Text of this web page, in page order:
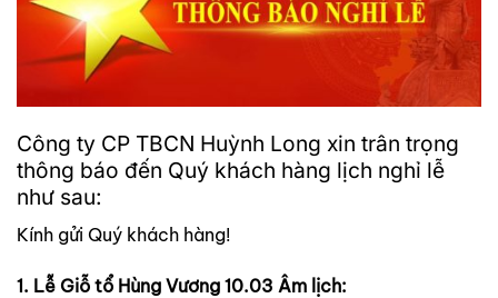
Công ty CP TBCN Huỳnh Long xin trân trọng
thông báo đến Quý khách hàng lịch nghỉ lễ
như sau:
Kính gửi Quý khách hàng!
1. Lễ Giỗ tổ Hùng Vương 10.03 Âm lịch: